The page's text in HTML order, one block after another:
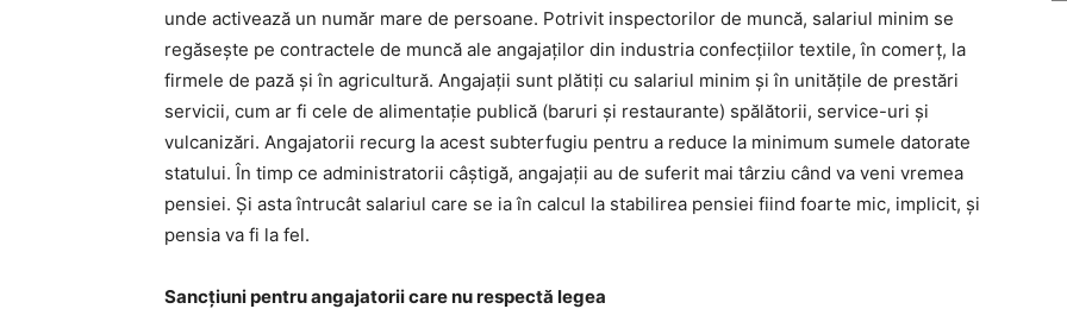
unde activează un număr mare de persoane. Potrivit inspectorilor de muncă, salariul minim se
regăseşte pe contractele de muncă ale angajaţilor din industria confecţiilor textile, în comerţ, la
firmele de pază şi în agricultură. Angajaţii sunt plătiţi cu salariul minim şi în unităţile de prestări
servicii, cum ar fi cele de alimentaţie publică (baruri şi restaurante) spălătorii, service-uri şi
vulcanizări. Angajatorii recurg la acest subterfugiu pentru a reduce la minimum sumele datorate
statului. În timp ce administratorii câştigă, angajaţii au de suferit mai târziu când va veni vremea
pensiei. Şi asta întrucât salariul care se ia în calcul la stabilirea pensiei fiind foarte mic, implicit, şi
pensia va fi la fel.
Sancţiuni pentru angajatorii care nu respectă legea